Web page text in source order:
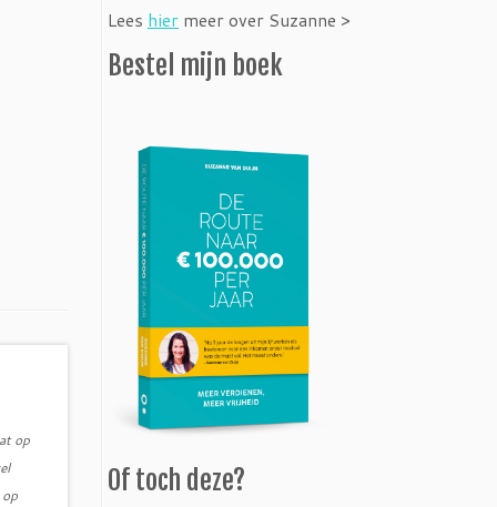
op
Lees hier meer over Suzanne >
Bestel mijn boek
Of toch deze?